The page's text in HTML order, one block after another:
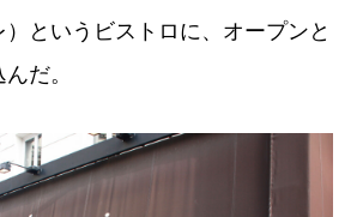
というビストロに、オープンと
だ。